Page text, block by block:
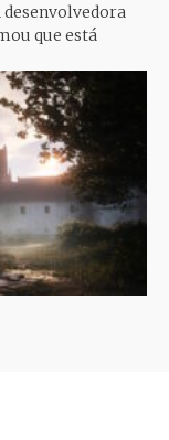
desenvolvedora
que está